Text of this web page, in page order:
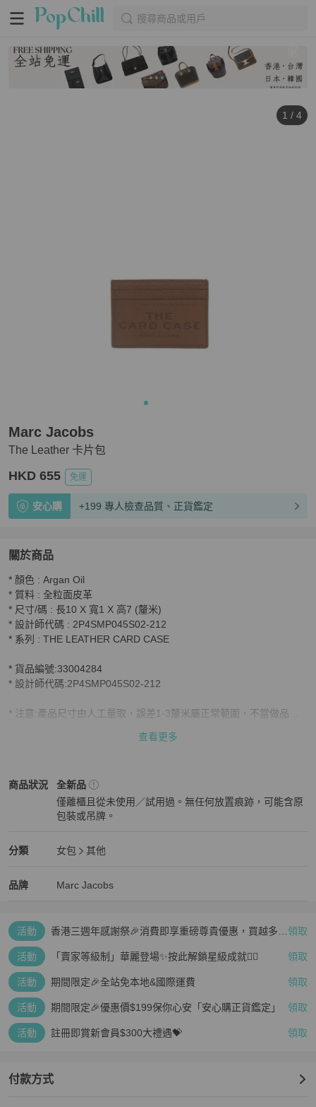
搜尋商品或用戶
1 / 4
The Leather 卡片包
Marc Jacobs
HKD 655 免運
安心購 +199 專人檢查品質、正貨鑑定
關於商品
關於The Leather 卡片包
* 顏色 : Argan Oil
* 質料 : 全粒面皮革
* 尺寸/碼 : 長10 X 寬1 X 高7 (釐米)
* 設計師代碼 : 2P4SMP045S02-212
* 系列 : THE LEATHER CARD CASE
* 貨品編號:33004284
* 設計師代碼:2P4SMP045S02-212
* 注意:產品尺寸由人工量取，誤差1-3釐米屬正常範圍，不當做品質
圖片和實際產品之間可能出現顏色偏差
保修:此產品不包括任何保修服務，日常磨損也沒有保修
查看更多
商品狀況
Marc Jacobs女包商品狀態與細節
全新品
僅離櫃且從未使用／試用過。無任何放置痕跡，可能含原
包裝或吊牌。
分類
Marc Jacobs女包 分類資訊
女包
其他
品牌
Marc Jacobs精品女包品牌介紹
Marc Jacobs
Marc Jacobs推薦清單
活動
香港三週年感謝祭🎉消費即享重磅尊貴優惠，買越多、 領取
活動 「賣家等級制」華麗登場✨按此解鎖星級成就👆🏻 領取
活動 期間限定🎉全站免本地&國際運費 領取
活動 期間限定🎉優惠價$199保你心安「安心購正貨鑑定」 領取
活動 註冊即賞新會員$300大禮遇💝 領取
付款方式